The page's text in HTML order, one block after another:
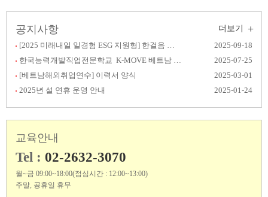
공지사항 더보기 +
[2025 미래내일 일경험 ESG 지원형] 한걸음 챌린지
2025-09-18
한국능력개발직업전문학교 K-MOVE 베트남 취업 후기 공모전 결과발표
2025-07-25
[베트남해외취업연수] 이력서 양식
2025-03-01
2025년 설 연휴 운영 안내
2025-01-24
교육안내
Tel : 02-2632-3070
월~금 09:00~18:00(점심시간 : 12:00~13:00)
주말, 공휴일 휴무